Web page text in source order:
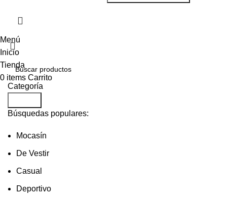
Categoría
Búsquedas populares:
Mocasín
De Vestir
Casual
Deportivo
Menú
Inicio
Tienda
0 items Carrito